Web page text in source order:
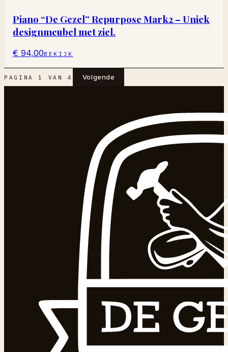
Piano “De Gezel” Repurpose Mark2 – Uniek
designmeubel met ziel.
€ 94,00BEKIJK
PAGINA1 VAN4 Volgende